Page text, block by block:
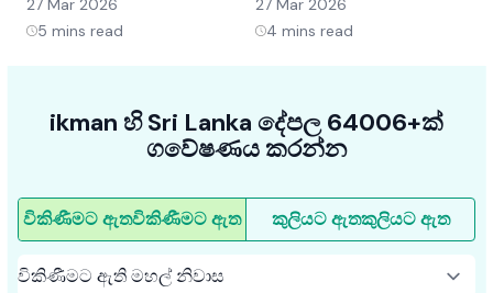
අවස්ථා සහ ප්‍රවණතා
5 mins read
5ක්4 mins read
ikman හි Sri Lanka දේපල 64006+ක්
ගවේෂණය කරන්න
විකිණීමට ඇතවිකිණීමට ඇත කුලියට ඇතකුලියට ඇත